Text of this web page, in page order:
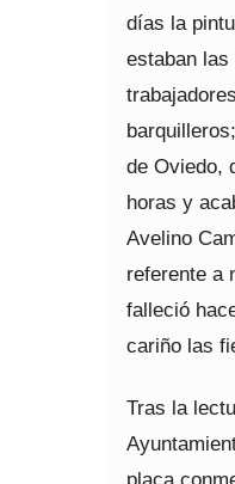
días la
estaban
de Oviedo,
horas y
Avelino
referente a
falleció
cariño las
Tras la
placa